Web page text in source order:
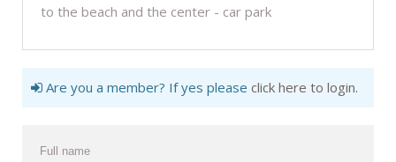
to the beach and the center - car park
Are you a member? If yes please click here to login.
Full name